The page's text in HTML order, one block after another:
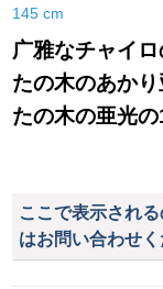
て使います。
广雅なチャイ
たの木のあか
たの木の亜光
ここで表示され
はお問い合わせく